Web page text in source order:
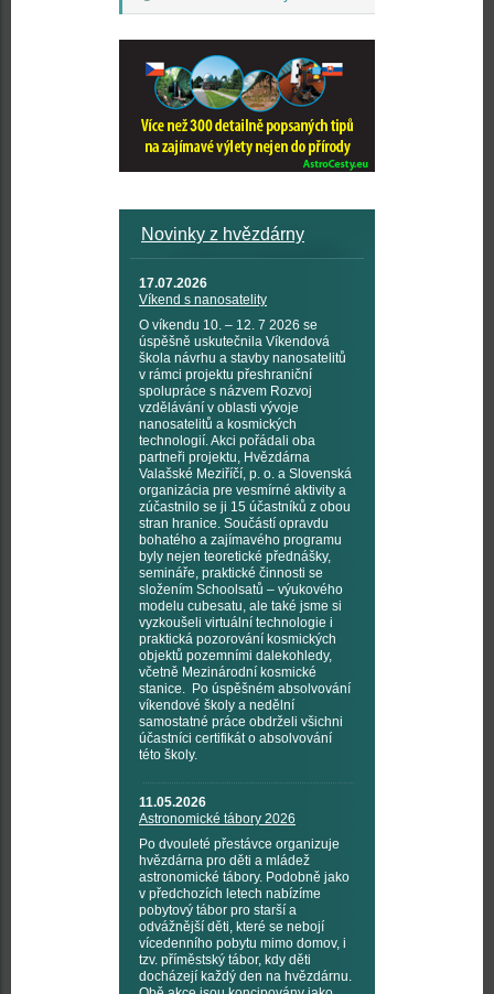
Novinky z hvězdárny
17.07.2026
Víkend s nanosatelity
O víkendu 10. – 12. 7 2026 se
úspěšně uskutečnila Víkendová
škola návrhu a stavby nanosatelitů
v rámci projektu přeshraniční
spolupráce s názvem Rozvoj
vzdělávání v oblasti vývoje
nanosatelitů a kosmických
technologií. Akci pořádali oba
partneři projektu, Hvězdárna
Valašské Meziříčí, p. o. a Slovenská
organizácia pre vesmírné aktivity a
zúčastnilo se ji 15 účastníků z obou
stran hranice. Součástí opravdu
bohatého a zajímavého programu
byly nejen teoretické přednášky,
semináře, praktické činnosti se
složením Schoolsatů – výukového
modelu cubesatu, ale také jsme si
vyzkoušeli virtuální technologie i
praktická pozorování kosmických
objektů pozemními dalekohledy,
včetně Mezinárodní kosmické
stanice. Po úspěšném absolvování
víkendové školy a nedělní
samostatné práce obdrželi všichni
účastníci certifikát o absolvování
této školy.
11.05.2026
Astronomické tábory 2026
Po dvouleté přestávce organizuje
hvězdárna pro děti a mládež
astronomické tábory. Podobně jako
v předchozích letech nabízíme
pobytový tábor pro starší a
odvážnější děti, které se nebojí
vícedenního pobytu mimo domov, i
tzv. příměstský tábor, kdy děti
docházejí každý den na hvězdárnu.